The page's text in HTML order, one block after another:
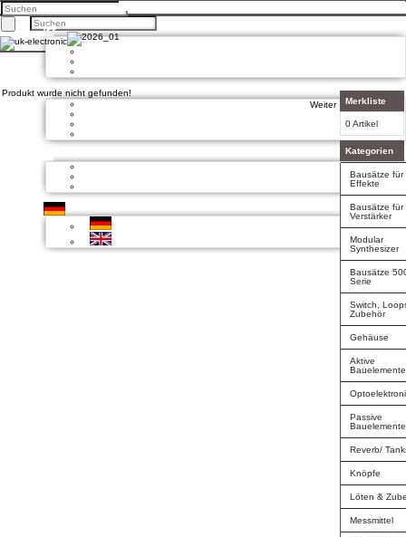
Facebook
Produkt wurde nicht gefunden!
Weiter
Merkliste
0 Artikel
Kategorien
Bausätze für
Effekte
Bausätze für
Verstärker
Modular
Synthesizer
Bausätze
Serie
Switch,
Zubehör
Gehäuse
Aktive
Bauelemente
Passive
Bauelemente
Reverb/
Knöpfe
Löten &
Messmittel